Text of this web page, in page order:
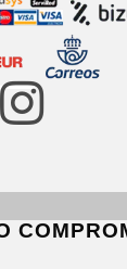
